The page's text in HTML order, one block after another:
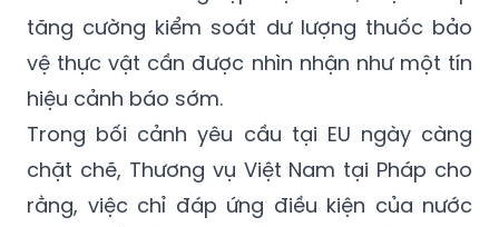
tăng cường kiểm soát dư lượng thuốc bảo
vệ thực vật cần được nhìn nhận như một tín
hiệu cảnh báo sớm.
Trong bối cảnh yêu cầu tại EU ngày càng
chặt chẽ, Thương vụ Việt Nam tại Pháp cho
rằng, việc chỉ đáp ứng điều kiện của nước